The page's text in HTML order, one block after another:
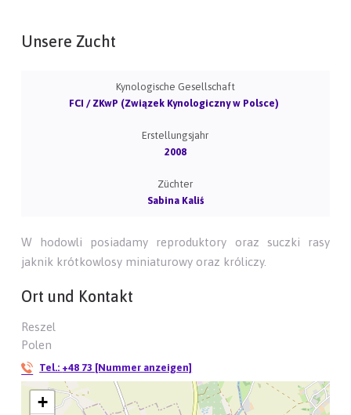
Unsere Zucht
Kynologische Gesellschaft
FCI / ZKwP (Związek Kynologiczny w Polsce)
Erstellungsjahr
2008
Züchter
Sabina Kaliś
W hodowli posiadamy reproduktory oraz suczki rasy
jaknik krótkowlosy miniaturowy oraz króliczy.
Ort und Kontakt
Reszel
Polen
Tel.: +48 73 [Nummer anzeigen]
+